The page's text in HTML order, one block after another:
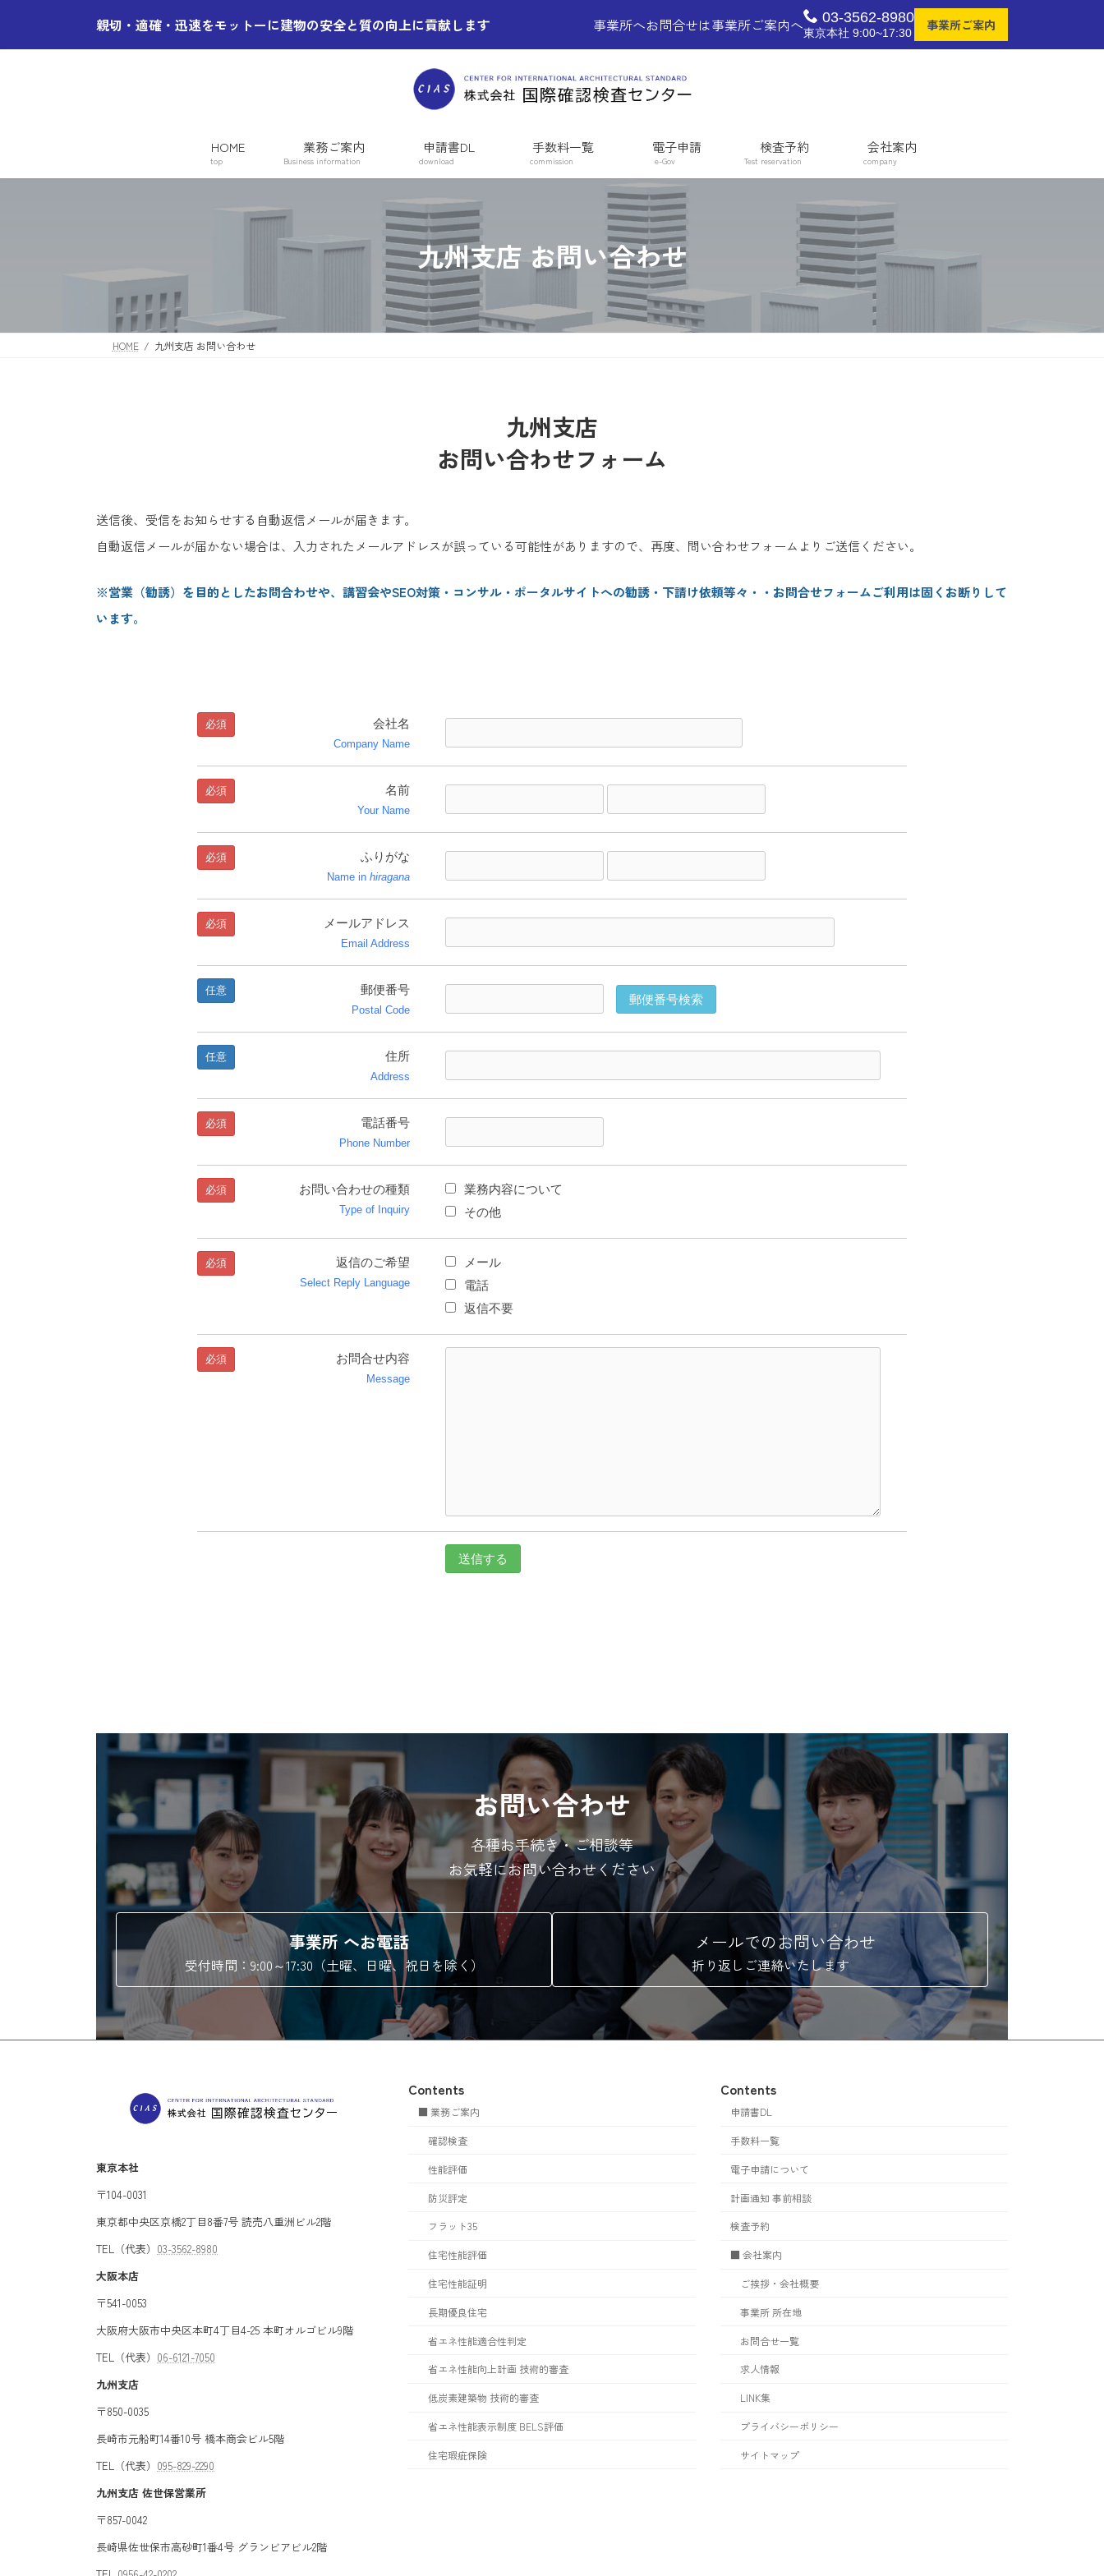
テ
ゲ
親切・適確・迅速をモットーに建物の安全と質の向上に貢献します 事業所へお問合せは事業所ご案内へ 03-3562-8980
東京本社 9:00~17:30 事業所ご案内
HOME
top
業務ご案内
Business information
申請書DL
download
手数料一覧
commission
電子申請
e-Gov
検査予約
Test reservation
会社案内
company
九州支店 お問い合わせ
HOME 九州支店 お問い合わせ
九州支店
お問い合わせフォーム
送信後、受信をお知らせする自動返信メールが届きます。
自動返信メールが届かない場合は、入力されたメールアドレスが誤っている可能性がありますので、再度、問い合わせフォームよりご送信ください。
※営業（勧誘）を目的としたお問合わせや、講習会やSEO対策・コンサル・ポータルサイトへの勧誘・下請け依頼等々・・お問合せフォームご利用は固くお断りして
います。
お問い合わせ
各種お手続き・ご相談等
お気軽にお問い合わせください
事業所 へお電話
受付時間：9:00～17:30（土曜、日曜、祝日を除く）
メールでのお問い合わせ
折り返しご連絡いたします
東京本社
〒104-0031
東京都中央区京橋2丁目8番7号 読売八重洲ビル2階
TEL（代表） 03-3562-8980
大阪本店
〒541-0053
大阪府大阪市中央区本町4丁目4-25 本町オルゴビル9階
TEL（代表） 06-6121-7050
九州支店
〒850-0035
長崎市元船町14番10号 橋本商会ビル5階
TEL（代表） 095-829-2290
九州支店 佐世保営業所
〒857-0042
長崎県佐世保市高砂町1番4号 グランビアビル2階
Contents
■ 業務ご案内
確認検査
性能評価
防災評定
フラット35
住宅性能評価
住宅性能証明
長期優良住宅
省エネ性能適合性判定
省エネ性能向上計画 技術的審査
低炭素建築物 技術的審査
省エネ性能表示制度 BELS評価
住宅瑕疵保険
Contents
申請書DL
手数料一覧
電子申請について
計画通知 事前相談
検査予約
■ 会社案内
ご挨拶・会社概要
事業所 所在地
お問合せ一覧
求人情報
LINK集
プライバシーポリシー
サイトマップ